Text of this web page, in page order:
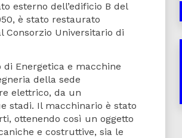
esterno dell’edificio B del
è stato restaurato
Consorzio Universitario di
Energetica e macchine
della sede
elettrico, da un
stadi. Il macchinario è stato
ottenendo così un oggetto
e costruttive, sia le